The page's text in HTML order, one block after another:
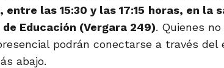
las 15:30 y las 17:15 horas, en la
Educación (Vergara 249). Quienes
podrán conectarse a través del
abajo.